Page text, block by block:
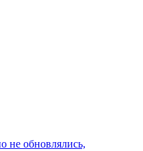
не обновлялись,